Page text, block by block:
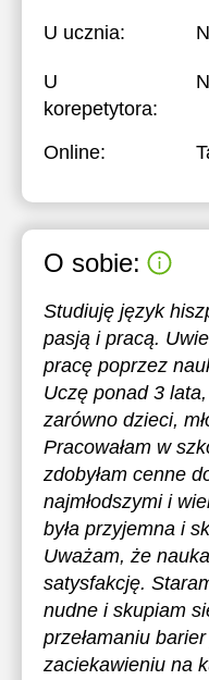
U ucznia:
U
korepetytora:
Online:
O sobie:
Studiuję język
pasją i pracą.
pracę poprzez
Uczę ponad 3
zarówno dzieci,
Pracowałam w
zdobyłam cenne
najmłodszymi i
była przyjemna i
Uważam, że
satysfakcję.
nudne i skupiam
przełamaniu
zaciekawieniu na